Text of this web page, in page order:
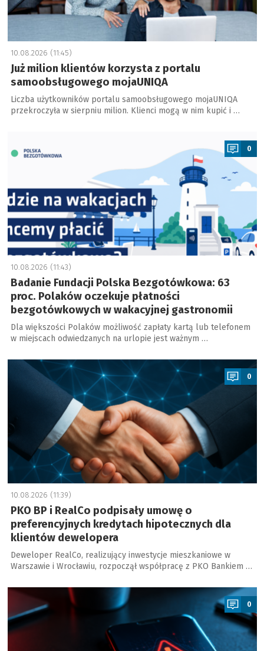
10.08.2026 (11:45)
Już milion klientów korzysta z portalu
samoobsługowego mojaUNIQA
Liczba użytkowników portalu samoobsługowego mojaUNIQA
przekroczyła w sierpniu milion. Klienci mogą w nim kupić i …
0
10.08.2026 (11:43)
Badanie Fundacji Polska Bezgotówkowa: 63
proc. Polaków oczekuje płatności
bezgotówkowych w wakacyjnej gastronomii
Dla większości Polaków możliwość zapłaty kartą lub telefonem
w miejscach odwiedzanych na urlopie jest ważnym …
a
0
10.08.2026 (11:39)
PKO BP i RealCo podpisały umowę o
preferencyjnych kredytach hipotecznych dla
klientów dewelopera
Deweloper RealCo, realizujący inwestycje mieszkaniowe w
Warszawie i Wrocławiu, rozpoczął współpracę z PKO Bankiem …
a
0